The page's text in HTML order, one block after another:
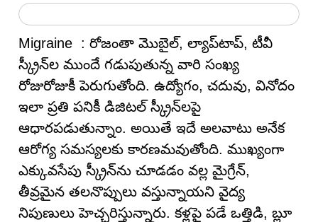
Migraine : రోజంతా మొబైల్‌, ల్యాప్‌టాప్‌, టీవీ
స్క్రీన్‌ల ముందే గడుపుతున్న వారి సంఖ్య
రోజురోజుకీ పెరుగుతోంది. ఉద్యోగం, చదువు, వినోదం
ఇలా ప్రతి పనికీ డిజిటల్ స్క్రీన్‌లపై
ఆధారపడుతున్నాం. అయితే ఇదే అలవాటు అనేక
ఆరోగ్య సమస్యలకు కారణమవుతోంది. ముఖ్యంగా
ఎక్కువసేపు స్క్రీన్‌ను చూడడం వల్ల మైగ్రేన్‌,
తీవ్రమైన తలనొప్పులు వస్తున్నాయని వైద్య
నిపుణులు హెచ్చరిస్తున్నారు. కళ్లపై పడే ఒత్తిడి, బ్లూ